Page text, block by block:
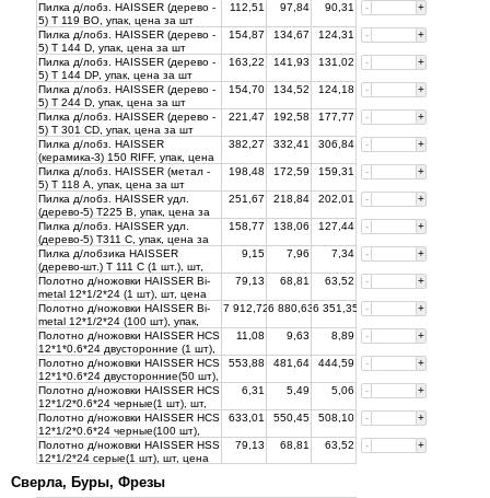
Пилка д/лобз. HAISSER (дерево -
5) Т 119 BO, упак, цена за шт
112,51 97,84 90,31 - +
Пилка д/лобз. HAISSER (дерево -
5) Т 144 D, упак, цена за шт
154,87 134,67 124,31 - +
Пилка д/лобз. HAISSER (дерево -
5) Т 144 DP, упак, цена за шт
163,22 141,93 131,02 - +
Пилка д/лобз. HAISSER (дерево -
5) Т 244 D, упак, цена за шт
154,70 134,52 124,18 - +
Пилка д/лобз. HAISSER (дерево -
5) Т 301 CD, упак, цена за шт
221,47 192,58 177,77 - +
Пилка д/лобз. HAISSER
(керамика-3) 150 RIFF, упак, цена
зашт
382,27 332,41 306,84 - +
Пилка д/лобз. HAISSER (метал -
5) Т 118 A, упак, цена за шт
198,48 172,59 159,31 - +
Пилка д/лобз. HAISSER удл.
(дерево-5) Т225 B, упак, цена за
шт
251,67 218,84 202,01 - +
Пилка д/лобз. HAISSER удл.
(дерево-5) Т311 С, упак, цена за
шт
158,77 138,06 127,44 - +
Пилка д/лобзика HAISSER
(дерево-шт.) Т 111 C (1 шт.), шт,
цена зашт
9,15 7,96 7,34 - +
Полотно д/ножовки HAISSER Bi-
metal 12*1/2*24 (1 шт), шт, цена
зашт
79,13 68,81 63,52 - +
Полотно д/ножовки HAISSER Bi-
metal 12*1/2*24 (100 шт), упак,
цена зашт
7 912,726 880,636 351,35 - +
Полотно д/ножовки HAISSER HCS
12*1*0.6*24 двусторонние (1 шт),
шт, цена зашт
11,08 9,63 8,89 - +
Полотно д/ножовки HAISSER HCS
12*1*0.6*24 двусторонние(50 шт),
упак, цена зашт
553,88 481,64 444,59 - +
Полотно д/ножовки HAISSER HCS
12*1/2*0.6*24 черные(1 шт), шт,
цена зашт
6,31 5,49 5,06 - +
Полотно д/ножовки HAISSER HCS
12*1/2*0.6*24 черные(100 шт),
упак, цена зашт
633,01 550,45 508,10 - +
Полотно д/ножовки HAISSER HSS
12*1/2*24 серые(1 шт), шт, цена
79,13 68,81 63,52 - +
Сверла, Буры, Фрезы